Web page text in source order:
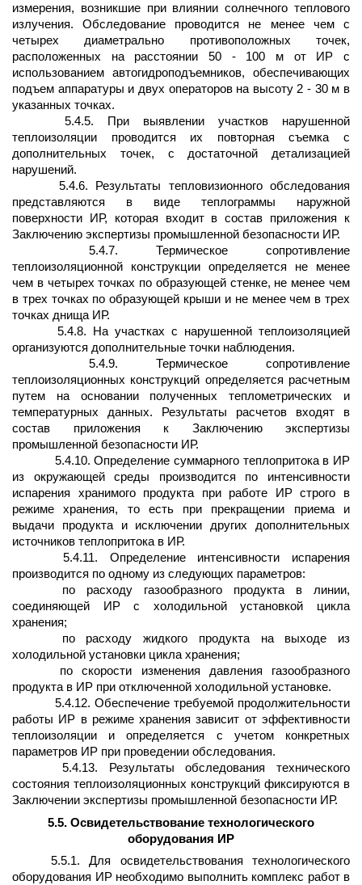
измерения, возникшие при влиянии солнечного теплового
излучения. Обследование проводится не менее чем с
четырех диаметрально противоположных точек,
расположенных на расстоянии 50 - 100 м от ИР с
использованием автогидроподъемников, обеспечивающих
подъем аппаратуры и двух операторов на высоту 2 - 30 м в
указанных точках.
5.4.5. При выявлении участков нарушенной
теплоизоляции проводится их повторная съемка с
дополнительных точек, с достаточной детализацией
нарушений.
5.4.6. Результаты тепловизионного обследования
представляются в виде теплограммы наружной
поверхности ИР, которая входит в состав приложения к
Заключению экспертизы промышленной безопасности ИР.
5.4.7. Термическое сопротивление
теплоизоляционной конструкции определяется не менее
чем в четырех точках по образующей стенке, не менее чем
в трех точках по образующей крыши и не менее чем в трех
точках днища ИР.
5.4.8. На участках с нарушенной теплоизоляцией
организуются дополнительные точки наблюдения.
5.4.9. Термическое сопротивление
теплоизоляционных конструкций определяется расчетным
путем на основании полученных теплометрических и
температурных данных. Результаты расчетов входят в
состав приложения к Заключению экспертизы
промышленной безопасности ИР.
5.4.10. Определение суммарного теплопритока в ИР
из окружающей среды производится по интенсивности
испарения хранимого продукта при работе ИР строго в
режиме хранения, то есть при прекращении приема и
выдачи продукта и исключении других дополнительных
источников теплопритока в ИР.
5.4.11. Определение интенсивности испарения
производится по одному из следующих параметров:
по расходу газообразного продукта в линии,
соединяющей ИР с холодильной установкой цикла
хранения;
по расходу жидкого продукта на выходе из
холодильной установки цикла хранения;
по скорости изменения давления газообразного
продукта в ИР при отключенной холодильной установке.
5.4.12. Обеспечение требуемой продолжительности
работы ИР в режиме хранения зависит от эффективности
теплоизоляции и определяется с учетом конкретных
параметров ИР при проведении обследования.
5.4.13. Результаты обследования технического
состояния теплоизоляционных конструкций фиксируются в
Заключении экспертизы промышленной безопасности ИР.
5.5. Освидетельствование технологического
оборудования ИР
5.5.1. Для освидетельствования технологического
оборудования ИР необходимо выполнить комплекс работ в